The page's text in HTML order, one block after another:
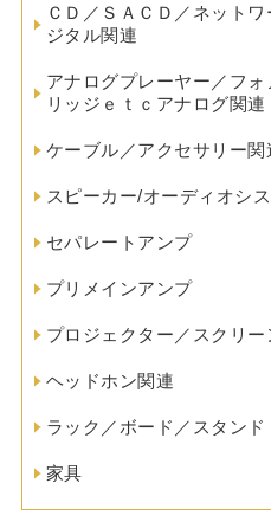
ＣＤ／ＳＡＣＤ／ネット
ジタル関連
アナログプレーヤー／フ
リッジｅｔｃアナログ関連
ケーブル／アクセサリー関
スピーカー/オーディオシ
セパレートアンプ
プリメインアンプ
プロジェクター／スクリー
ヘッドホン関連
ラック／ボード／スタンド
家具